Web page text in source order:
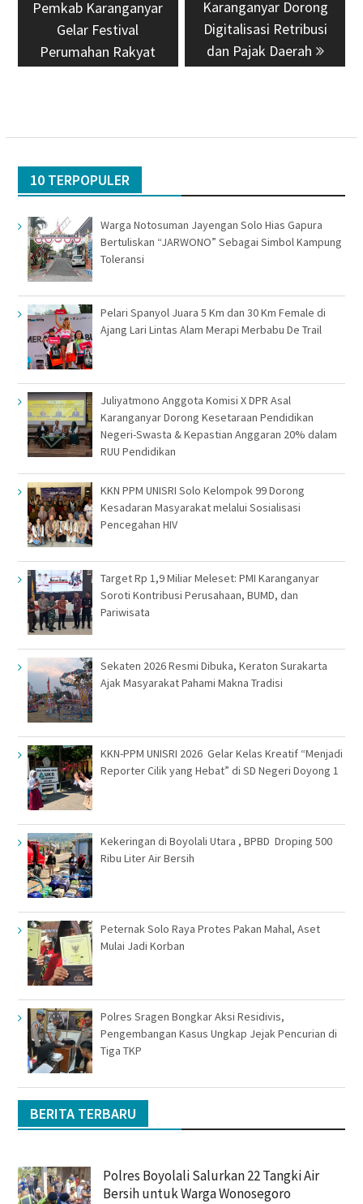
Pemkab Karanganyar
Gelar Festival
Perumahan Rakyat
Karanganyar Dorong
Digitalisasi Retribusi
dan Pajak Daerah
10 TERPOPULER
Warga Notosuman Jayengan Solo Hias Gapura
Bertuliskan “JARWONO” Sebagai Simbol Kampung
Toleransi
Pelari Spanyol Juara 5 Km dan 30 Km Female di
Ajang Lari Lintas Alam Merapi Merbabu De Trail
Juliyatmono Anggota Komisi X DPR Asal
Karanganyar Dorong Kesetaraan Pendidikan
Negeri-Swasta & Kepastian Anggaran 20% dalam
RUU Pendidikan
KKN PPM UNISRI Solo Kelompok 99 Dorong
Kesadaran Masyarakat melalui Sosialisasi
Pencegahan HIV
Target Rp 1,9 Miliar Meleset: PMI Karanganyar
Soroti Kontribusi Perusahaan, BUMD, dan
Pariwisata
Sekaten 2026 Resmi Dibuka, Keraton Surakarta
Ajak Masyarakat Pahami Makna Tradisi
KKN-PPM UNISRI 2026 Gelar Kelas Kreatif “Menjadi
Reporter Cilik yang Hebat” di SD Negeri Doyong 1
Kekeringan di Boyolali Utara , BPBD Droping 500
Ribu Liter Air Bersih
Peternak Solo Raya Protes Pakan Mahal, Aset
Mulai Jadi Korban
Polres Sragen Bongkar Aksi Residivis,
Pengembangan Kasus Ungkap Jejak Pencurian di
Tiga TKP
BERITA TERBARU
Polres Boyolali Salurkan 22 Tangki Air
Bersih untuk Warga Wonosegoro